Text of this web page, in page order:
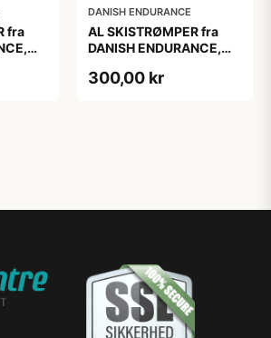
fra
DANISH ENDURANCE
AL SKISTRØMPER fra
DANISH ENDURANCE,
300,00 kr